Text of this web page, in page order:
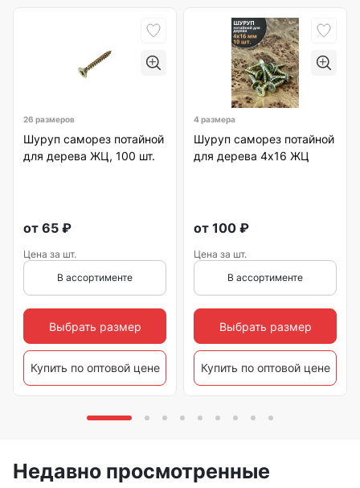
26 размеров
Шуруп саморез потайной
для дерева ЖЦ, 100 шт.
от 65 ₽
Цена за шт.
В ассортименте
Выбрать размер
Купить по оптовой цене
4 размера
Шуруп саморез потайной
для дерева 4х16 ЖЦ
от 100 ₽
Цена за шт.
В ассортименте
Выбрать размер
Купить по оптовой цене
Недавно просмотренные